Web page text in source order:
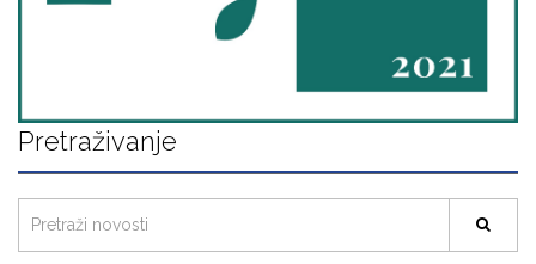
Pretraživanje